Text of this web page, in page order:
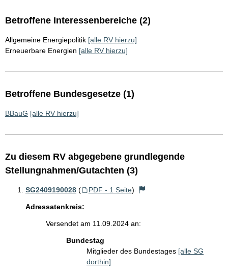
Betroffene Interessenbereiche (2)
Allgemeine Energiepolitik [alle RV hierzu]
Erneuerbare Energien [alle RV hierzu]
Betroffene Bundesgesetze (1)
BBauG [alle RV hierzu]
Zu diesem RV abgegebene grundlegende
Stellungnahmen/Gutachten (3)
SG2409190028 ( PDF - 1 Seite)
Adressatenkreis:
Versendet am 11.09.2024 an:
Bundestag
Mitglieder des Bundestages [alle SG
dorthin]